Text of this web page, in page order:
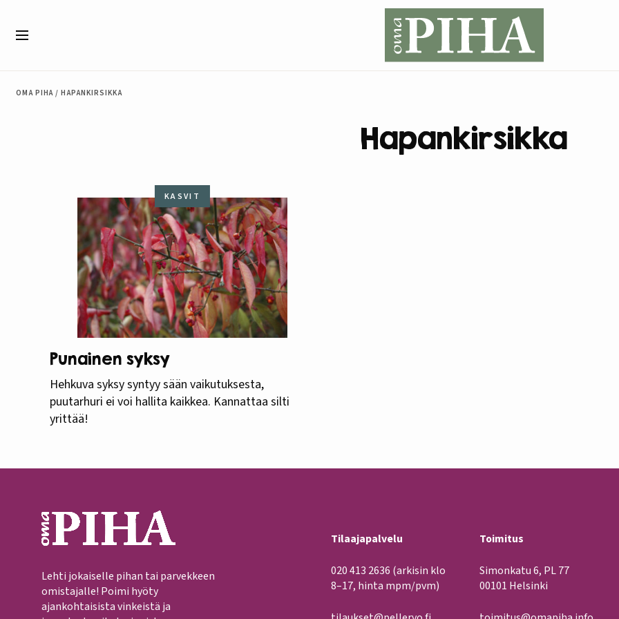
OMA PIHA / HAPANKIRSIKKA
Hapankirsikka
KASVIT
Punainen syksy
Hehkuva syksy syntyy sään vaikutuksesta,
puutarhuri ei voi hallita kaikkea. Kannattaa silti
yrittää!
Lehti jokaiselle pihan tai parvekkeen
omistajalle! Poimi hyöty
ajankohtaisista vinkeistä ja
Tilaajapalvelu
020 413 2636 (arkisin klo
8–17, hinta mpm/pvm)
Toimitus
Simonkatu 6, PL 77
00101 Helsinki